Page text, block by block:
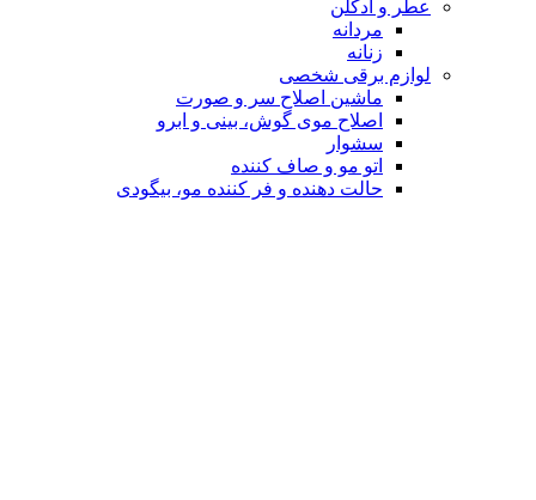
عطر و ادکلن
مردانه
زنانه
لوازم برقی شخصی
ماشین اصلاح سر و صورت
اصلاح موی گوش، بینی و ابرو
سشوار
اتو مو و صاف کننده
حالت دهنده و فر کننده مو، بیگودی